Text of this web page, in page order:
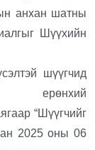
анхан шатны
Шүүхийн
шүүгчид
“Шүүгчийг
2025 оны 06